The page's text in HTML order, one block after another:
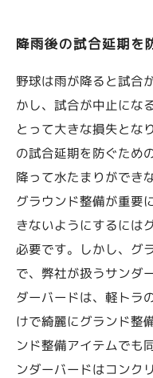
降雨後の試合延期を
野球は雨が降ると試合
かし、試合が中止にな
とって大きな損失とな
の試合延期を防ぐため
降って水たまりができ
グラウンド整備が重要
きないようにするには
必要です。しかし、グ
で、弊社が扱うサンダ
ダーバードは、軽トラ
けで綺麗にグランド整
ンド整備アイテムでも
ンダーバードはコンク